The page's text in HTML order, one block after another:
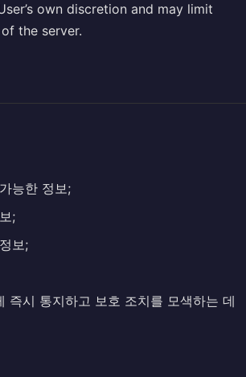
own discretion and may limit
the server.
능한 정보;
;
보;
즉시 통지하고 보호 조치를 모색하는 데